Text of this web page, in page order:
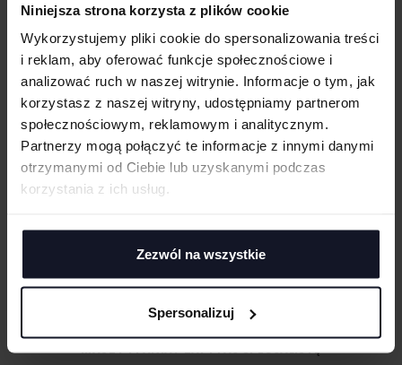
Niniejsza strona korzysta z plików cookie
Wykorzystujemy pliki cookie do spersonalizowania treści
i reklam, aby oferować funkcje społecznościowe i
analizować ruch w naszej witrynie. Informacje o tym, jak
korzystasz z naszej witryny, udostępniamy partnerom
społecznościowym, reklamowym i analitycznym.
Partnerzy mogą połączyć te informacje z innymi danymi
otrzymanymi od Ciebie lub uzyskanymi podczas
korzystania z ich usług.
Zezwól na wszystkie
Spersonalizuj
Nowoczesny, klasyczny krój, ze szwami bocznymi
Wysokiej jakości czarna odrywana metka
GRAMATURA I SKŁAD
CERTYFIKATY
TECHNIKI ZDOBIENIA
Haft komputerowy
poliestrowymi nićmi za pomocą specjalnych maszyn haftujących. W
wyniku otrzymujemy charakterystyczne, trójwymiarowe wzory.
Sitodruk to technika znakowania, która wygrywa trwałością i ceną przy
większych seriach. Idealny do koszulek, bluz i odzieży firmowej,
WGRAJ GRAFIKĘ
DODAJ
MASZ PYTANIA? ZAPYTAJ SPECJALISTĘ